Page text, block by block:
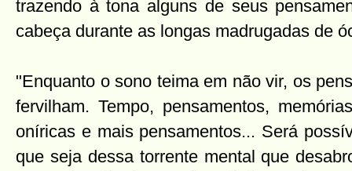
trazendo à tona alguns de seus
cabeça durante as longas madrugadas de
"Enquanto o sono teima em não vir, os
fervilham. Tempo, pensamentos,
oníricas e mais pensamentos... Será
que seja dessa torrente mental que